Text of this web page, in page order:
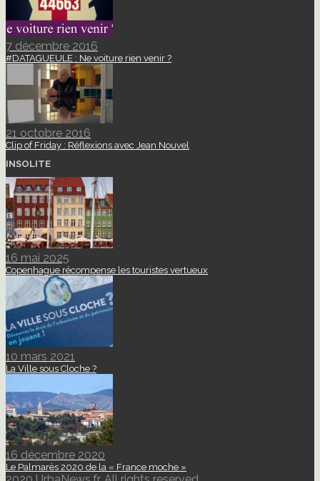
7 décembre 2016
#DATAGUEULE : Ne voiture rien venir ?
21 octobre 2016
Clip of Friday : Réflexions avec Jean Nouvel
INSOLITE
16 mai 2025
Copenhague récompense les touristes vertueux
10 mars 2021
La Ville sous Cloche ?
16 décembre 2020
Le Palmarès 2020 de la « France moche »